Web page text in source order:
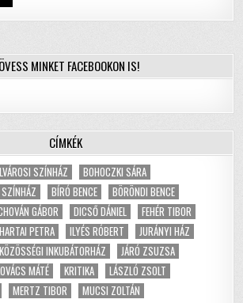
MINKET FACEBOOKON IS!
CÍMKÉK
SZÍNHÁZ
BOHOCZKI SÁRA
BÍRÓ BENCE
BÖRÖNDI BENCE
GÁBOR DICSŐ DÁNIEL
FEHÉR TIBOR
HARTAI PETRA ILYÉS RÓBERT
JURÁNYI HÁZ
INKUBÁTORHÁZ
JÁRÓ ZSUZSA
MÁTÉ KRITIKA
LÁSZLÓ ZSOLT
MERTZ TIBOR
MUCSI ZOLTÁN